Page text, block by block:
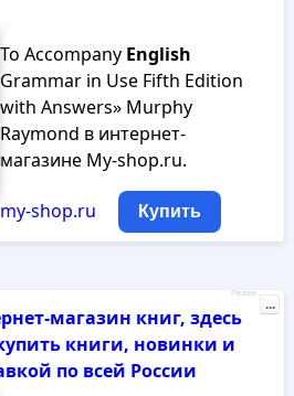
To Accompany English
Grammar in Use Fifth Edition
with Answers» Murphy
Raymond в интернет-
магазине My-shop.ru.
my-shop.ru Купить
магазин книг, здесь
книги, новинки и
по всей России
Реклама
...